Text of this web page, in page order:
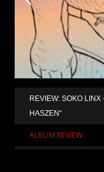
REVIEW: SOKO
HASZEN“
ALBUM REVIEW